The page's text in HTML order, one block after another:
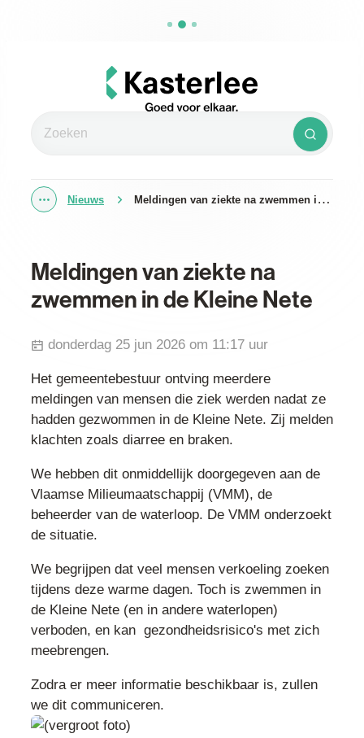
Kasterlee
Zoeken Zoeken
Toon alle broodkruimel items
Nieuws Meldingen van ziekte na zwemmen in de Kleine Nete
Meldingen van ziekte na
zwemmen in de Kleine Nete
Gepubliceerd op
donderdag 25 jun 2026 om 11:17 uur
Het gemeentebestuur ontving meerdere
meldingen van mensen die ziek werden nadat ze
hadden gezwommen in de Kleine Nete. Zij melden
klachten zoals diarree en braken.
We hebben dit onmiddellijk doorgegeven aan de
Vlaamse Milieumaatschappij (VMM), de
beheerder van de waterloop. De VMM onderzoekt
de situatie.
We begrijpen dat veel mensen verkoeling zoeken
tijdens deze warme dagen. Toch is zwemmen in
de Kleine Nete (en in andere waterlopen)
verboden, en kan gezondheidsrisico's met zich
meebrengen.
Zodra er meer informatie beschikbaar is, zullen
we dit communiceren.